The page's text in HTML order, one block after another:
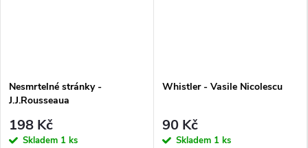
Nesmrtelné stránky -
J.J.Rousseaua
198 Kč
Skladem 1 ks
Whistler - Vasile Nicolescu
90 Kč
Skladem 1 ks